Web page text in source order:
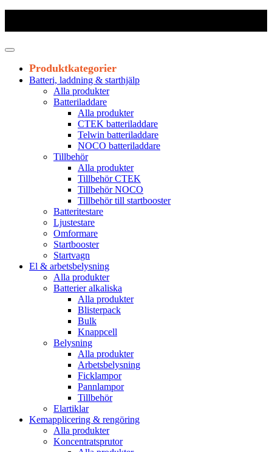
Produktkategorier
Batteri, laddning & starthjälp
Alla produkter
Batteriladdare
Alla produkter
CTEK batteriladdare
Telwin batteriladdare
NOCO batteriladdare
Tillbehör
Alla produkter
Tillbehör CTEK
Tillbehör NOCO
Tillbehör till startbooster
Batteritestare
Ljustestare
Omformare
Startbooster
Startvagn
El & arbetsbelysning
Alla produkter
Batterier alkaliska
Alla produkter
Blisterpack
Bulk
Knappcell
Belysning
Alla produkter
Arbetsbelysning
Ficklampor
Pannlampor
Tillbehör
Elartiklar
Kemapplicering & rengöring
Alla produkter
Koncentratsprutor